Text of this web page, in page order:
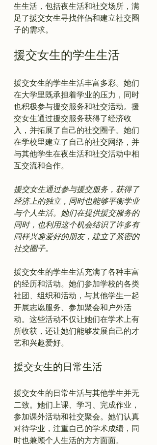
生生活，包括夜生活和社交场所，满
足了援交女生寻找伴侣和建立社交圈
援交女生的学生生活
援交女生的学生生活丰富多彩。她们
在大学里既承担着学业的压力，同时
也积极参与援交服务和社交活动。援
交女生通过援交服务获得了经济收
入，并拓展了自己的社交圈子。她们
在学校里建立了自己的社交网络，并
与其他学生在夜生活和社交活动中相
援交女生通过参与援交服务，获得了
经济上的独立，同时也能够平衡学业
与个人生活。她们在提供援交服务的
同时，也利用这个机会结识了许多有
同样兴趣爱好的朋友，建立了紧密的
社交圈子。
援交女生的学生生活充满了各种丰富
的经历和活动。她们参加学校的各类
社团、组织和活动，与其他学生一起
开展志愿服务、参加聚会和户外活
动。这些活动不仅让她们在学术上有
所收获，还让她们能够发展自己的才
援交女生的日常生活
援交女生的日常生活与其他学生并无
二致。她们上课、学习、完成作业，
参加课外活动和社交聚会。她们认真
对待学业，注重自己的学术成绩，同